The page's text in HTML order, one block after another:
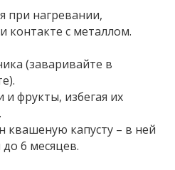
при нагревании,
контакте с металлом.
(заваривайте в
фрукты, избегая их
квашеную капусту – в ней
6 месяцев.